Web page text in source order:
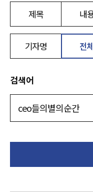
제목 내
기자명 전
검색어